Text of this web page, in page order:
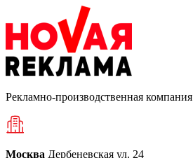
Рекламно-производственная компания
Москва Дербеневская ул. 24